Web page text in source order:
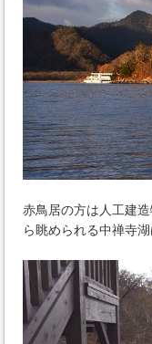
赤鳥居の方は人工建
ら眺められる中禅寺